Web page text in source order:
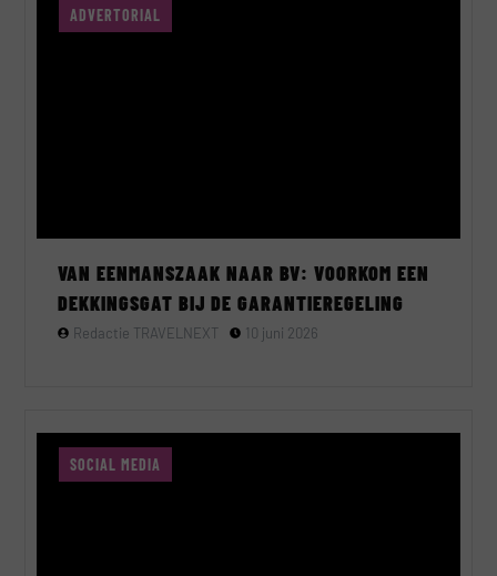
ADVERTORIAL
VAN EENMANSZAAK NAAR BV: VOORKOM EEN
DEKKINGSGAT BIJ DE GARANTIEREGELING
Redactie TRAVELNEXT 10 juni 2026
SOCIAL MEDIA